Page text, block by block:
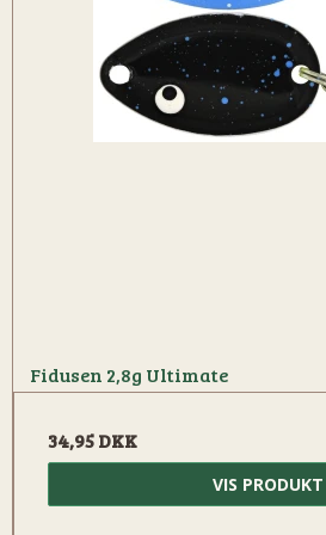
Fidusen 2,8g Ultimate
34,95 DKK
VIS PRODUKT